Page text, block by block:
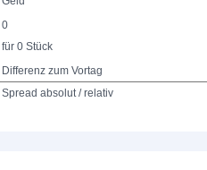
0
für 0 Stück
Differenz zum Vortag
Spread absolut / relativ